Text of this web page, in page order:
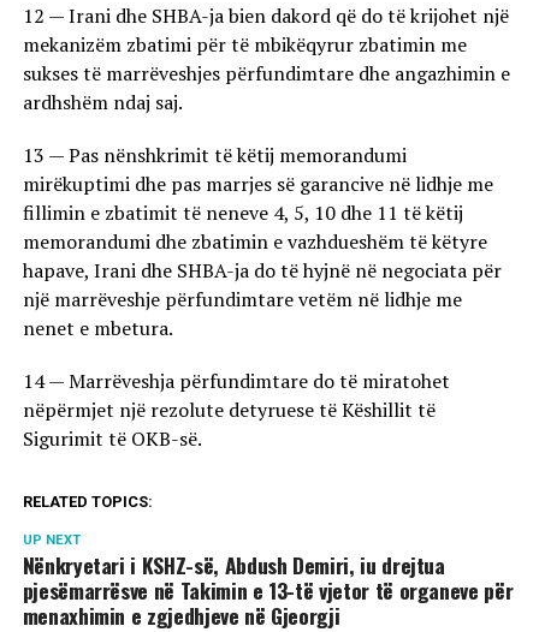
12 — Irani dhe SHBA-ja bien dakord që do të krijohet një
mekanizëm zbatimi për të mbikëqyrur zbatimin me
sukses të marrëveshjes përfundimtare dhe angazhimin e
ardhshëm ndaj saj.
13 — Pas nënshkrimit të këtij memorandumi
mirëkuptimi dhe pas marrjes së garancive në lidhje me
fillimin e zbatimit të neneve 4, 5, 10 dhe 11 të këtij
memorandumi dhe zbatimin e vazhdueshëm të këtyre
hapave, Irani dhe SHBA-ja do të hyjnë në negociata për
një marrëveshje përfundimtare vetëm në lidhje me
nenet e mbetura.
14 — Marrëveshja përfundimtare do të miratohet
nëpërmjet një rezolute detyruese të Këshillit të
Sigurimit të OKB-së.
RELATED TOPICS:
UP NEXT
Nënkryetari i KSHZ-së, Abdush Demiri, iu drejtua
pjesëmarrësve në Takimin e 13-të vjetor të organeve për
menaxhimin e zgjedhjeve në Gjeorgji